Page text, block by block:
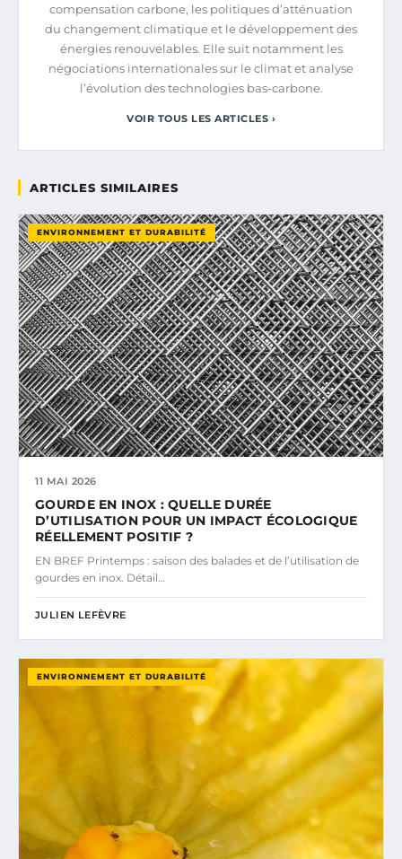
compensation carbone, les politiques d’atténuation
du changement climatique et le développement des
énergies renouvelables. Elle suit notamment les
négociations internationales sur le climat et analyse
l’évolution des technologies bas-carbone.
VOIR TOUS LES ARTICLES ›
ARTICLES SIMILAIRES
ENVIRONNEMENT ET DURABILITÉ
11 MAI 2026
GOURDE EN INOX : QUELLE DURÉE
D’UTILISATION POUR UN IMPACT ÉCOLOGIQUE
RÉELLEMENT POSITIF ?
EN BREF Printemps : saison des balades et de l’utilisation de
gourdes en inox. Détail…
JULIEN LEFÈVRE
ENVIRONNEMENT ET DURABILITÉ